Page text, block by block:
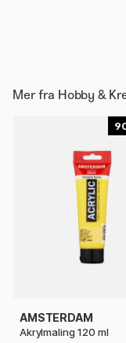
Mer fra Hobby &
AMSTERDAM
Akrylmaling 120 ml